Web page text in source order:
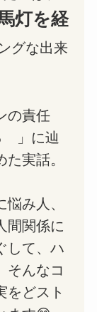
灯を経
グな出来
の責任
」に辿
実話。
み人、
間関係に
して、ハ
そんなコ
をどスト